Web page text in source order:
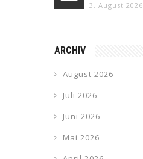
3. August 2026
ARCHIV
August 2026
Juli 2026
Juni 2026
Mai 2026